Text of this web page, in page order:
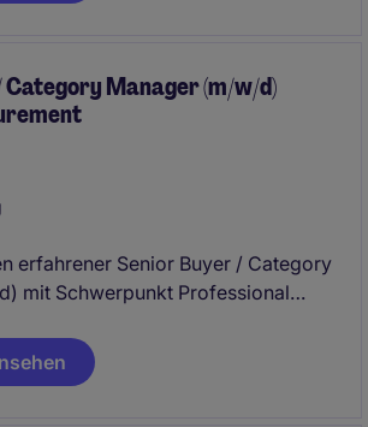
Category Manager (m/w/d)
erfahrener Senior Buyer / Category
mit Schwerpunkt Professional
und nachhaltige Einsparungs- sowie